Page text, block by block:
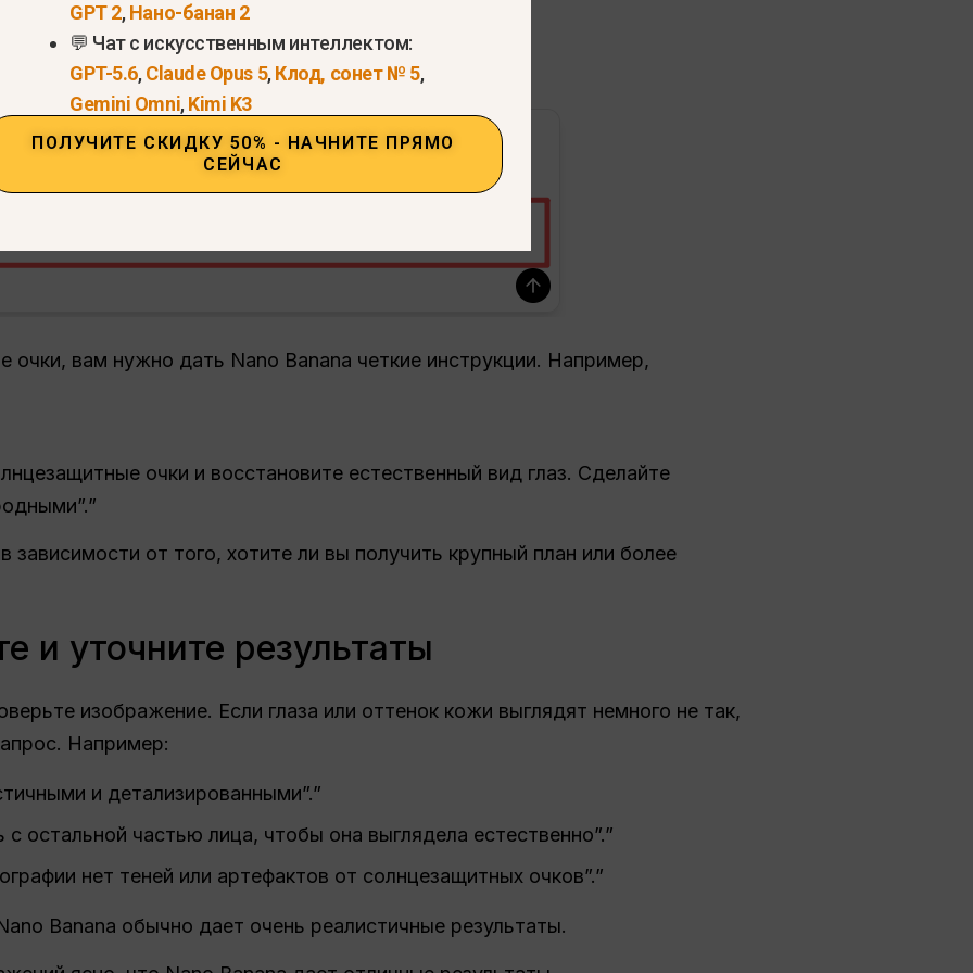
правильную подсказку
очки, вам нужно дать Nano Banana четкие инструкции. Например,
очки и восстановите естественный вид глаз. Сделайте
зависимости от того, хотите ли вы получить крупный план или более
и уточните результаты
изображение. Если глаза или оттенок кожи выглядят немного не так,
Например:
и детализированными”.”
остальной частью лица, чтобы она выглядела естественно”.”
нет теней или артефактов от солнцезащитных очков”.”
Banana обычно дает очень реалистичные результаты.
GPT 2,Нано-банан 2
💬 Чат с искусственным интеллектом:
GPT-5.6,Claude Opus 5,Клод, сонет № 5,
Gemini Omni,Kimi K3
ПОЛУЧИТЕ СКИДКУ 50% - НАЧНИТЕ ПРЯМО
СЕЙЧАС